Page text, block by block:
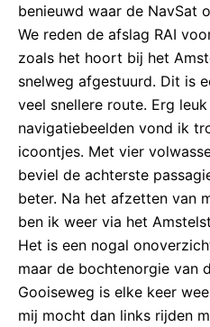
benieuwd waar de NavSat
We reden de afslag RAI
zoals het hoort bij het
snelweg afgestuurd. Dit is
veel snellere route. Erg
navigatiebeelden vond ik
icoontjes. Met vier
beviel de achterste
beter. Na het afzetten van
ben ik weer via het
Het is een nogal
maar de bochtenorgie van
Gooiseweg is elke keer
mij mocht dan links rijden